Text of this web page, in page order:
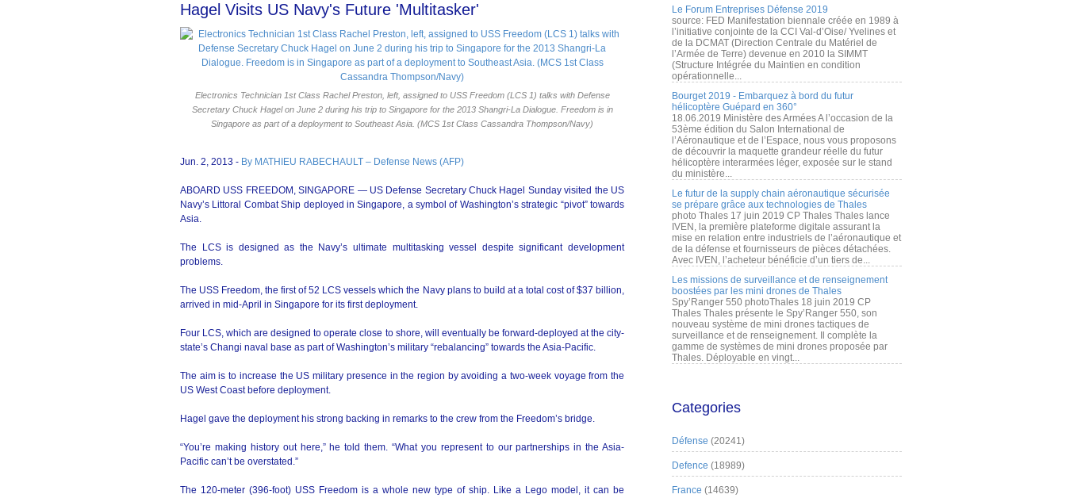
Hagel Visits US Navy's Future 'Multitasker'
Electronics Technician 1st Class Rachel Preston, left, assigned to USS Freedom (LCS 1) talks with Defense
Secretary Chuck Hagel on June 2 during his trip to Singapore for the 2013 Shangri-La Dialogue. Freedom is in
Singapore as part of a deployment to Southeast Asia. (MCS 1st Class Cassandra Thompson/Navy)
Jun. 2, 2013 - By MATHIEU RABECHAULT – Defense News (AFP)
ABOARD USS FREEDOM, SINGAPORE — US Defense Secretary Chuck Hagel Sunday visited the US
Navy’s Littoral Combat Ship deployed in Singapore, a symbol of Washington’s strategic “pivot” towards
Asia.
The LCS is designed as the Navy’s ultimate multitasking vessel despite significant development
problems.
The USS Freedom, the first of 52 LCS vessels which the Navy plans to build at a total cost of $37 billion,
arrived in mid-April in Singapore for its first deployment.
Four LCS, which are designed to operate close to shore, will eventually be forward-deployed at the city-
state’s Changi naval base as part of Washington’s military “rebalancing” towards the Asia-Pacific.
The aim is to increase the US military presence in the region by avoiding a two-week voyage from the
US West Coast before deployment.
Hagel gave the deployment his strong backing in remarks to the crew from the Freedom’s bridge.
“You’re making history out here,” he told them. “What you represent to our partnerships in the Asia-
Pacific can’t be overstated.”
The 120-meter (396-foot) USS Freedom is a whole new type of ship. Like a Lego model, it can be
Le Forum Entreprises Défense 2019
source: FED Manifestation biennale créée en 1989 à
l’initiative conjointe de la CCI Val-d’Oise/ Yvelines et
de la DCMAT (Direction Centrale du Matériel de
l’Armée de Terre) devenue en 2010 la SIMMT
(Structure Intégrée du Maintien en condition
opérationnelle...
Bourget 2019 - Embarquez à bord du futur
hélicoptère Guépard en 360°
18.06.2019 Ministère des Armées A l’occasion de la
53ème édition du Salon International de
l’Aéronautique et de l’Espace, nous vous proposons
de découvrir la maquette grandeur réelle du futur
hélicoptère interarmées léger, exposée sur le stand
du ministère...
Le futur de la supply chain aéronautique sécurisée
se prépare grâce aux technologies de Thales
photo Thales 17 juin 2019 CP Thales Thales lance
IVEN, la première plateforme digitale assurant la
mise en relation entre industriels de l’aéronautique et
de la défense et fournisseurs de pièces détachées.
Avec IVEN, l’acheteur bénéficie d’un tiers de...
Les missions de surveillance et de renseignement
boostées par les mini drones de Thales
Spy’Ranger 550 photoThales 18 juin 2019 CP
Thales Thales présente le Spy’Ranger 550, son
nouveau système de mini drones tactiques de
surveillance et de renseignement. Il complète la
gamme de systèmes de mini drones proposée par
Thales. Déployable en vingt...
Categories
Défense (20241)
Defence (18989)
France (14639)